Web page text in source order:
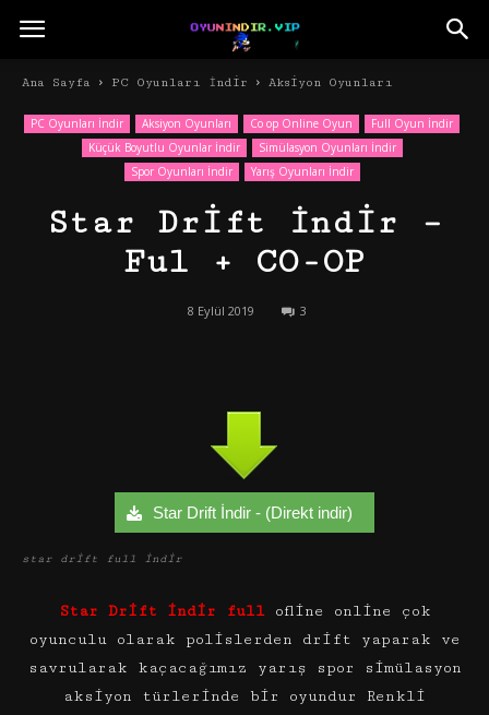
Ana Sayfa PC Oyunları İndir Aksiyon Oyunları
PC Oyunları İndir Aksiyon Oyunları Co op Online Oyun
Full Oyun İndir
Küçük Boyutlu Oyunlar İndir
Simülasyon Oyunları İndir
Spor Oyunları İndir
Yarış Oyunları İndir
Star Drift İndir –
Ful + CO-OP
8 Eylül 2019 3
Star Drift İndir - (Direkt indir)
star drift full indir
Star Drift indir fullofline online çok
oyunculu olarak polislerden drift yaparak ve
savrularak kaçacağımız yarış spor simülasyon
aksiyon türlerinde bir oyundur Renkli